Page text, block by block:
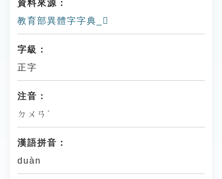
資料來源：
教育部異體字字典_𨇔
字級：
正字
注音：
ㄉㄨㄢˋ
漢語拼音：
duàn